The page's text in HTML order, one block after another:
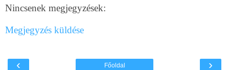
Nincsenek megjegyzések:
Megjegyzés küldése
‹ ›
Főoldal